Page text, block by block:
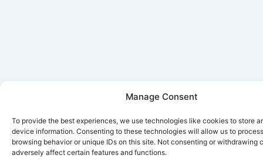
Manage Consent
To provide the best experiences, we use technologies like cookies to store
device information. Consenting to these technologies will allow us to
browsing behavior or unique IDs on this site. Not consenting or withdrawing
adversely affect certain features and functions.